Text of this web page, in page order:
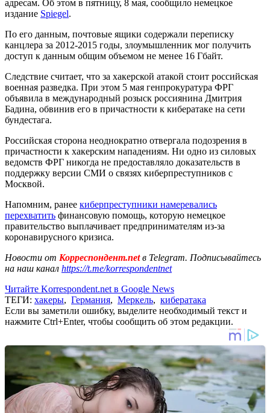
адресам. Об этом в пятницу, 8 мая, сообщило немецкое
издание Spiegel.
По его данным, почтовые ящики содержали переписку
канцлера за 2012-2015 годы, злоумышленник мог получить
доступ к данным общим объемом не менее 16 Гбайт.
Следствие считает, что за хакерской атакой стоит российская
военная разведка. При этом 5 мая генпрокуратура ФРГ
объявила в международный розыск россиянина Дмитрия
Бадина, обвинив его в причастности к кибератаке на сети
бундестага.
Российская сторона неоднократно отвергала подозрения в
причастности к хакерским нападениям. Ни одно из силовых
ведомств ФРГ никогда не предоставляло доказательств в
поддержку версии СМИ о связях киберпреступников с
Москвой.
Напомним, ранее киберпреступники намеревались
перехватить финансовую помощь, которую немецкое
правительство выплачивает предпринимателям из-за
коронавирусного кризиса.
Новости от Корреспондент.netв Telegram. Подписывайтесь
на наш канал https://t.me/korrespondentnet
Читайте Korrespondent.net в Google News
ТЕГИ: хакеры, Германия, Меркель, кибератака
Если вы заметили ошибку, выделите необходимый текст и
нажмите Ctrl+Enter, чтобы сообщить об этом редакции.